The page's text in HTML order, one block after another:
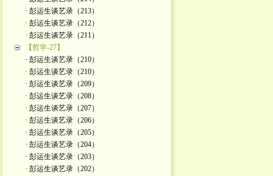
· 彭运生谈艺录（213）
· 彭运生谈艺录（212）
· 彭运生谈艺录（211）
【哲学-27】
· 彭运生谈艺录（210）
· 彭运生谈艺录（210）
· 彭运生谈艺录（209）
· 彭运生谈艺录（208）
· 彭运生谈艺录（207）
· 彭运生谈艺录（206）
· 彭运生谈艺录（205）
· 彭运生谈艺录（204）
· 彭运生谈艺录（203）
· 彭运生谈艺录（202）